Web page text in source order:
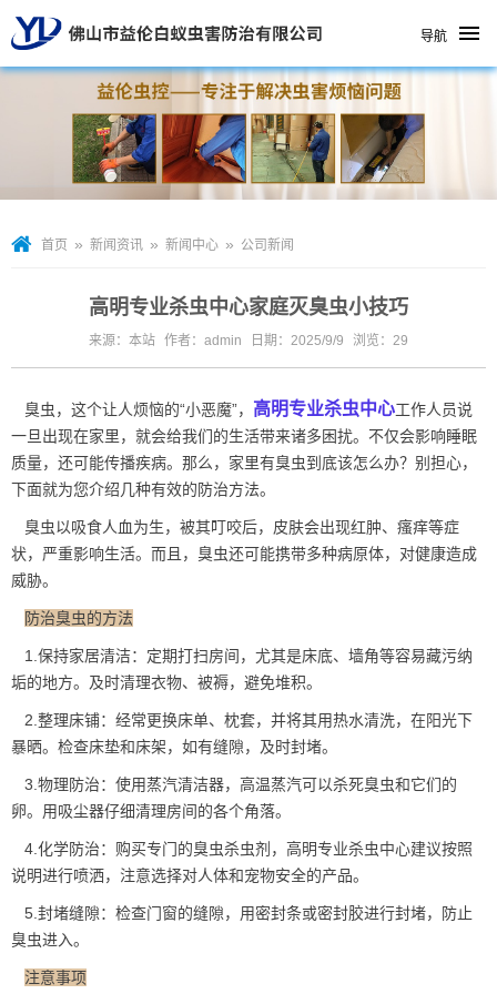
导航
首页 » 新闻资讯 » 新闻中心 » 公司新闻
高明专业杀虫中心家庭灭臭虫小技巧
来源：本站 作者：admin 日期：2025/9/9 浏览： 29
臭虫，这个让人烦恼的“小恶魔”， 高明专业杀虫中心工作人员说
一旦出现在家里，就会给我们的生活带来诸多困扰。不仅会影响睡眠
质量，还可能传播疾病。那么，家里有臭虫到底该怎么办？别担心，
下面就为您介绍几种有效的防治方法。
臭虫以吸食人血为生，被其叮咬后，皮肤会出现红肿、瘙痒等症
状，严重影响生活。而且，臭虫还可能携带多种病原体，对健康造成
威胁。
防治臭虫的方法
1.保持家居清洁：定期打扫房间，尤其是床底、墙角等容易藏污纳
垢的地方。 及时清理衣物、被褥，避免堆积。
2.整理床铺：经常更换床单、枕套，并将其用热水清洗，在阳光下
暴晒。检查床垫和床架，如有缝隙，及时封堵。
3.物理防治：使用蒸汽清洁器，高温蒸汽可以杀死臭虫和它们的
卵。用吸尘器仔细清理房间的各个角落。
4.化学防治：购买专门的臭虫杀虫剂，高明专业杀虫中心建议按照
说明进行喷洒，注意选择对人体和宠物安全的产品。
5.封堵缝隙：检查门窗的缝隙，用密封条或密封胶进行封堵，
防止
臭虫进入。
注意事项